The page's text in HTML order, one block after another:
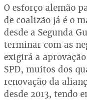
O esforço alemão
de coalizão já é o
desde a Segunda
terminar com as
exigirá a
SPD, muitos dos
renovação da
desde 2013, tendo